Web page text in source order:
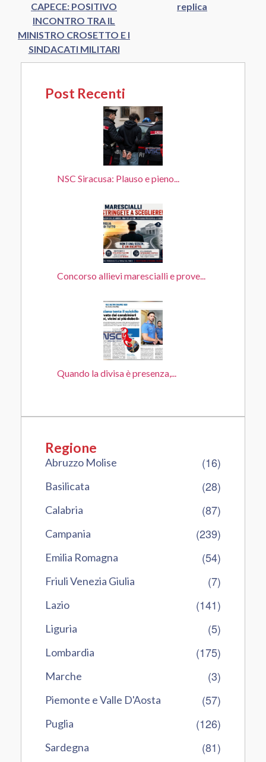
CAPECE: POSITIVO
INCONTRO TRA IL
MINISTRO CROSETTO E I
SINDACATI MILITARI
replica
Post Recenti
NSC Siracusa: Plauso e pieno...
Concorso allievi marescialli e prove...
Quando la divisa è presenza,...
Regione
Abruzzo Molise (16)
Basilicata (28)
Calabria (87)
Campania (239)
Emilia Romagna (54)
Friuli Venezia Giulia (7)
Lazio (141)
Liguria (5)
Lombardia (175)
Marche (3)
Piemonte e Valle D'Aosta (57)
Puglia (126)
Sardegna (81)